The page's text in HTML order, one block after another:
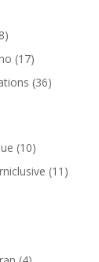
8
produits
1717
produits
3636
1010
produits
11 11